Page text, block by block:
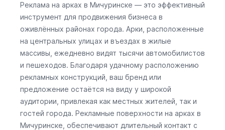
Реклама на арках в Мичуринске — это эффективный
инструмент для продвижения бизнеса в
оживлённых районах города. Арки, расположенные
на центральных улицах и въездах в жилые
массивы, ежедневно видят тысячи автомобилистов
и пешеходов. Благодаря удачному расположению
рекламных конструкций, ваш бренд или
предложение остаётся на виду у широкой
аудитории, привлекая как местных жителей, так и
гостей города. Рекламные поверхности на арках в
Мичуринске, обеспечивают длительный контакт с